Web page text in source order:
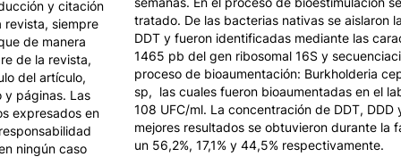
y citación
revista, siempre
de manera
de la revista,
del artículo,
y páginas. Las
expresados en
ningún caso
tratado. De las bacterias nativas se aislaron
DDT y fueron identificadas mediante las
1465 pb del gen ribosomal 16S y
proceso de bioaumentación: Burkholderia
sp, las cuales fueron bioaumentadas en el
108 UFC/ml. La concentración de DDT,
mejores resultados se obtuvieron durante la
un 56,2%, 17,1% y 44,5% respectivamente.